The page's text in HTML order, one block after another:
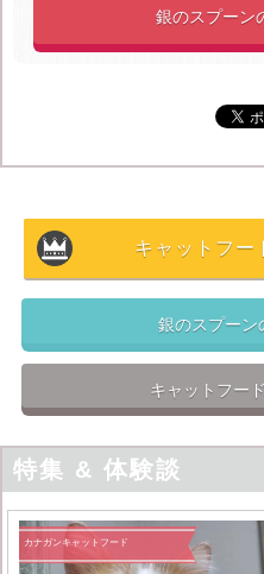
けるうちに有害物質が溜ま
ります。
添加物の入っていないキャ
銀のスプーン
キャットフー
銀のスプーン
キャットフー
特集 & 体験談
カナガンキャットフード